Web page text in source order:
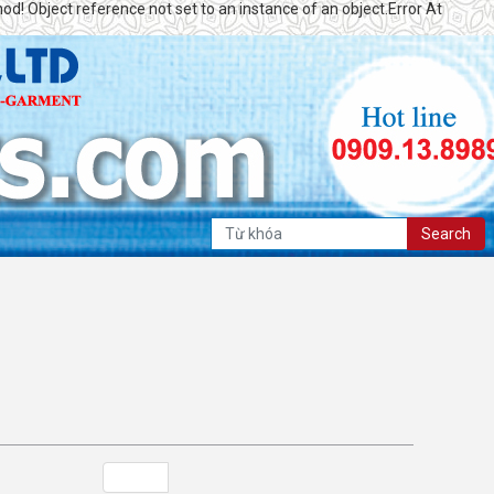
Object reference not set to an instance of an object.Error At